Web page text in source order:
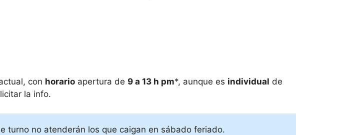
con horario apertura de 9 a 13 h pm*, aunque es individual de
la info.
turno no atenderán los que caigan en sábado feriado.